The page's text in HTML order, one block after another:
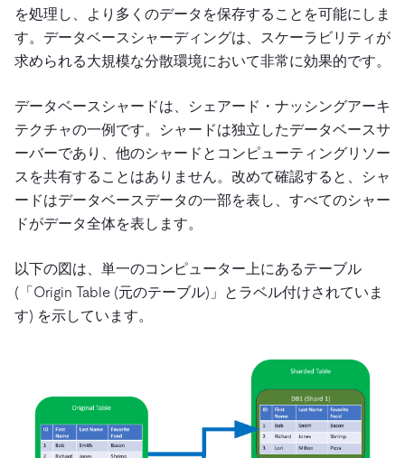
を処理し、より多くのデータを保存することを可能にしま
す。データベースシャーディングは、スケーラビリティが
求められる大規模な分散環境において非常に効果的です。
データベースシャードは、シェアード・ナッシングアーキ
テクチャの一例です。シャードは独立したデータベースサ
ーバーであり、他のシャードとコンピューティングリソー
スを共有することはありません。改めて確認すると、シャ
ードはデータベースデータの一部を表し、すべてのシャー
ドがデータ全体を表します。
以下の図は、単一のコンピューター上にあるテーブル
(「Origin Table (元のテーブル)」とラベル付けされていま
す) を示しています。